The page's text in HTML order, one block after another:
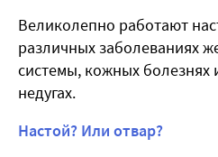
Великолепно работают
различных заболеваниях
системы, кожных болезнях
недугах.
Настой? Или отвар?